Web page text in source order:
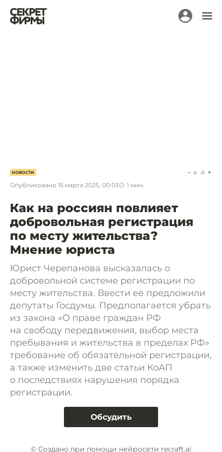
НОВОСТИ
Опубликовано 15 марта 2025, 00:03 1 мин.
a A
Как на россиян повлияет
добровольная регистрация
по месту жительства?
Мнение юриста
Юрист Черепанова высказалась о
добровольной системе регистрации по
месту жительства. Ввести её предложили
депутаты Госдумы. Предполагается убрать
из закона «О праве граждан РФ
на свободу передвижения, выбор места
пребывания и жительства в пределах РФ»
требование об обязательной регистрации,
а также изменить две статьи КоАП
о последствиях нарушения порядка
регистрации.
Обсудить
© Создано при помощи нейросети recraft.ai